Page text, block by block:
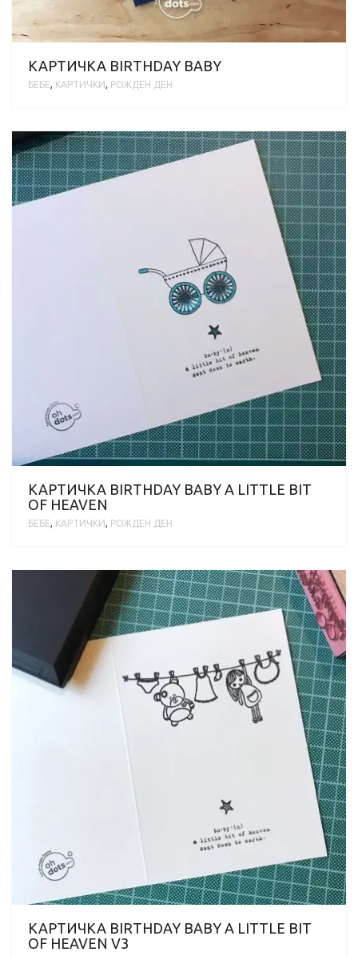
КАРТИЧКА BIRTHDAY BABY
БЕБЕ, КАРТИЧКИ, РОЖДЕН ДЕН
КАРТИЧКА BIRTHDAY BABY A LITTLE BIT
OF HEAVEN
БЕБЕ, КАРТИЧКИ, РОЖДЕН ДЕН
КАРТИЧКА BIRTHDAY BABY A LITTLE BIT
OF HEAVEN V3